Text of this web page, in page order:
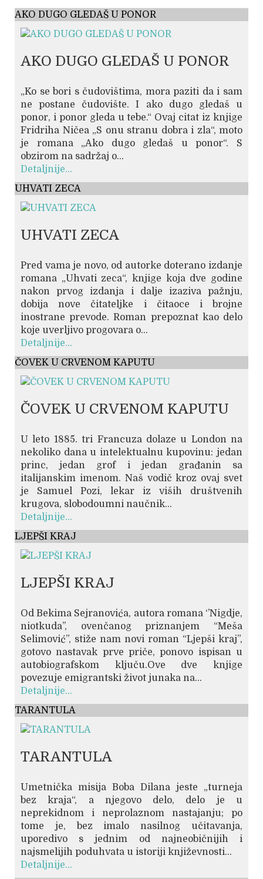
AKO DUGO GLEDAŠ U PONOR
AKO DUGO GLEDAŠ U PONOR
„Ko se bori s čudovištima, mora paziti da i sam
ne postane čudovište. I ako dugo gledaš u
ponor, i ponor gleda u tebe.“ Ovaj citat iz knjige
Fridriha Ničea „S onu stranu dobra i zla“, moto
je romana „Ako dugo gledaš u ponor“. S
obzirom na sadržaj o...
Detaljnije...
UHVATI ZECA
UHVATI ZECA
Pred vama je novo, od autorke doterano izdanje
romana „Uhvati zeca“, knjige koja dve godine
nakon prvog izdanja i dalje izaziva pažnju,
dobija nove čitateljke i čitaoce i brojne
inostrane prevode. Roman prepoznat kao delo
koje uverljivo progovara o...
Detaljnije...
ČOVEK U CRVENOM KAPUTU
ČOVEK U CRVENOM KAPUTU
U leto 1885. tri Francuza dolaze u London na
nekoliko dana u intelektualnu kupovinu: jedan
princ, jedan grof i jedan građanin sa
italijanskim imenom. Naš vodič kroz ovaj svet
je Samuel Pozi, lekar iz viših društvenih
krugova, slobodoumni naučnik...
Detaljnije...
LJEPŠI KRAJ
LJEPŠI KRAJ
Od Bekima Sejranovića, autora romana ‘’Nigdje,
niotkuda’’, ovenčanog priznanjem “Meša
Selimović”, stiže nam novi roman “Ljepši kraj”,
gotovo nastavak prve priče, ponovo ispisan u
autobiografskom ključu.Ove dve knjige
povezuje emigrantski život junaka na...
Detaljnije...
TARANTULA
TARANTULA
Umetnička misija Boba Dilana jeste „turneja
bez kraja“, a njegovo delo, delo je u
neprekidnom i neprolaznom nastajanju; po
tome je, bez imalo nasilnog učitavanja,
uporedivo s jednim od najneobičnijih i
najsmelijih poduhvata u istoriji književnosti...
Detaljnije...